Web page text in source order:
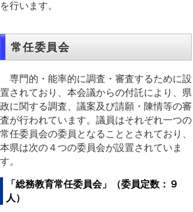
を行います。
常任委員会
専門的・能率的に調査・審査するために設
置されており、本会議からの付託により、県
政に関する調査、議案及び請願・陳情等の審
査が行われています。議員はそれぞれ一つの
常任委員会の委員となることとされており、
本県は次の４つの委員会が設置されていま
す。
「総務教育常任委員会」（委員定数：９
人）